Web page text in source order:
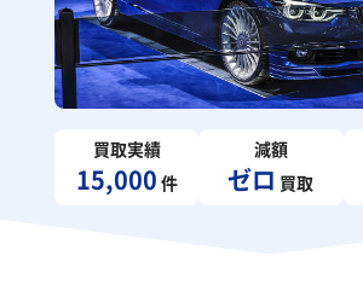
買取実績
15,000 件
減額
ゼロ 買取